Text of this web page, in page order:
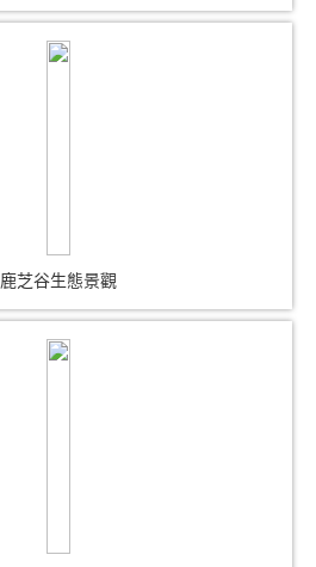
鹿芝谷生態景觀